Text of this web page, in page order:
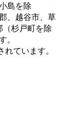
島を除
、越谷市、草
（杉戸町を除
。
れています。